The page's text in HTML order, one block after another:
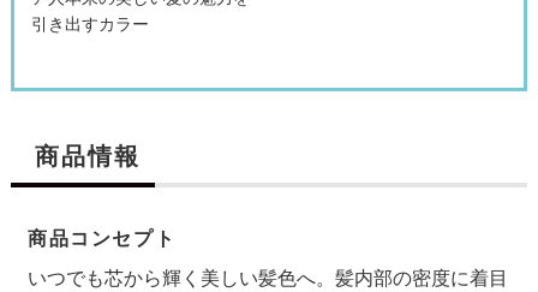
引き出すカラー
商品情報
商品コンセプト
いつでも芯から輝く美しい髪色へ。髪内部の密度に着目